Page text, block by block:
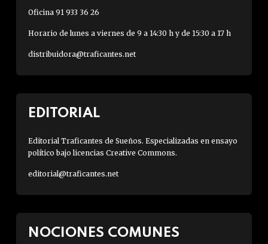
Oficina 91 933 36 26
Horario de lunes a viernes de 9 a 14:30 h y de 15:30 a 17 h
distribuidora@traficantes.net
EDITORIAL
Editorial Traficantes de Sueños. Especializadas en ensayo
político bajo licencias Creative Commons.
editorial@traficantes.net
NOCIONES COMUNES